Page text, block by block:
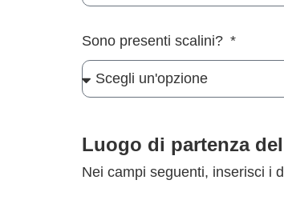
Sono presenti scalini?
Luogo di partenza
Nei campi seguenti, inserisci i